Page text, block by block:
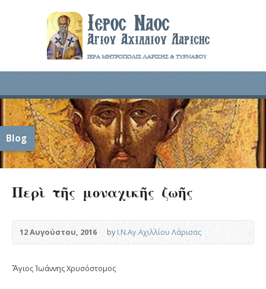
Blog
Περὶ τῆς μοναχικῆς ζωῆς
12 Αυγούστου, 2016 byΙ.Ν.Αγ.Αχιλλίου Λάρισας
Ἅγιος Ἰωάννης Χρυσόστομος